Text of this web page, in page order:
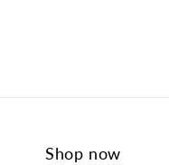
Shop now